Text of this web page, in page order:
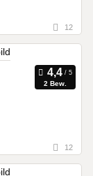
12
2 Bew.
12